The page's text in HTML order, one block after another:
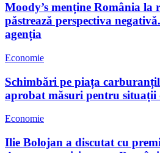
Moody’s menține România
păstrează perspectiva
agenția
Economie
Schimbări pe piața
aprobat măsuri pentru situații
Economie
Ilie Bolojan a discutat cu